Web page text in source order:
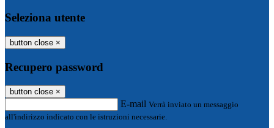
Seleziona utente
button close ×
Recupero password
button close ×
E-mail Verrà inviato un messaggio
all'indirizzo indicato con le istruzioni necessarie.